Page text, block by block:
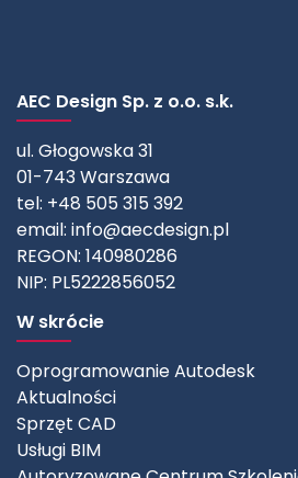
AEC Design Sp. z o.o. s.k.
ul. Głogowska 31
01-743 Warszawa
tel: +48 505 315 392
email: info@aecdesign.pl
REGON: 140980286
NIP: PL5222856052
W skrócie
Oprogramowanie Autodesk
Aktualności
Sprzęt CAD
Usługi BIM